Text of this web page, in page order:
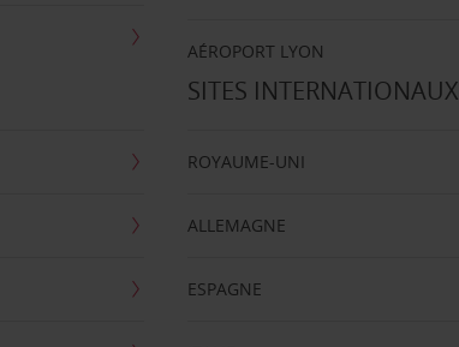
AÉROPORT LYON
SITES INTERNATIONAUX
ROYAUME-UNI
ALLEMAGNE
ESPAGNE